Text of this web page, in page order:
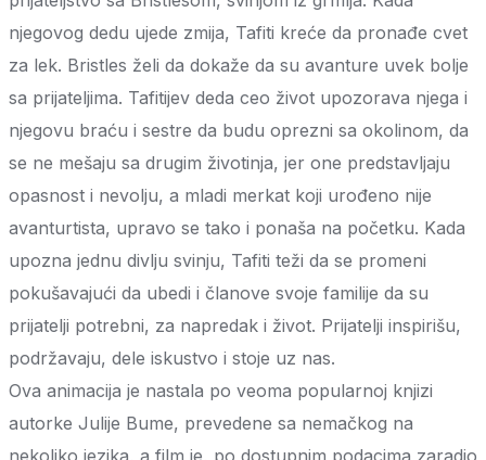
njegovog dedu ujede zmija, Tafiti kreće da pronađe cvet
za lek. Bristles želi da dokaže da su avanture uvek bolje
sa prijateljima. Tafitijev deda ceo život upozorava njega i
njegovu braću i sestre da budu oprezni sa okolinom, da
se ne mešaju sa drugim životinja, jer one predstavljaju
opasnost i nevolju, a mladi merkat koji urođeno nije
avanturtista, upravo se tako i ponaša na početku. Kada
upozna jednu divlju svinju, Tafiti teži da se promeni
pokušavajući da ubedi i članove svoje familije da su
prijatelji potrebni, za napredak i život. Prijatelji inspirišu,
podržavaju, dele iskustvo i stoje uz nas.
Ova animacija je nastala po veoma popularnoj knjizi
autorke Julije Bume, prevedene sa nemačkog na
nekoliko jezika, a film je, po dostupnim podacima zaradio